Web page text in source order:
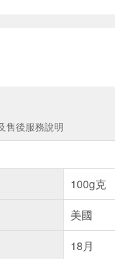
售後服務說明
100g克
美國
18月